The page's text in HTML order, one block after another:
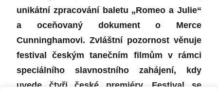
unikátní zpracování baletu „Romeo a Julie“
a oceňovaný dokument o Merce
Cunninghamovi. Zvláštní pozornost věnuje
festival českým tanečním filmům v rámci
speciálního slavnostního zahájení, kdy
uvede čtyři české premiéry. Festival se